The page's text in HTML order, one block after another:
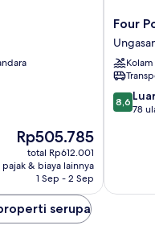
Harga
sekarang
Rp505.785
Rp505.785
total Rp612.001
& biaya lainnya
1 Sep - 2 Sep
Four
Points
by
Bali,
Four
8.6
dari
8,6
78
serupa